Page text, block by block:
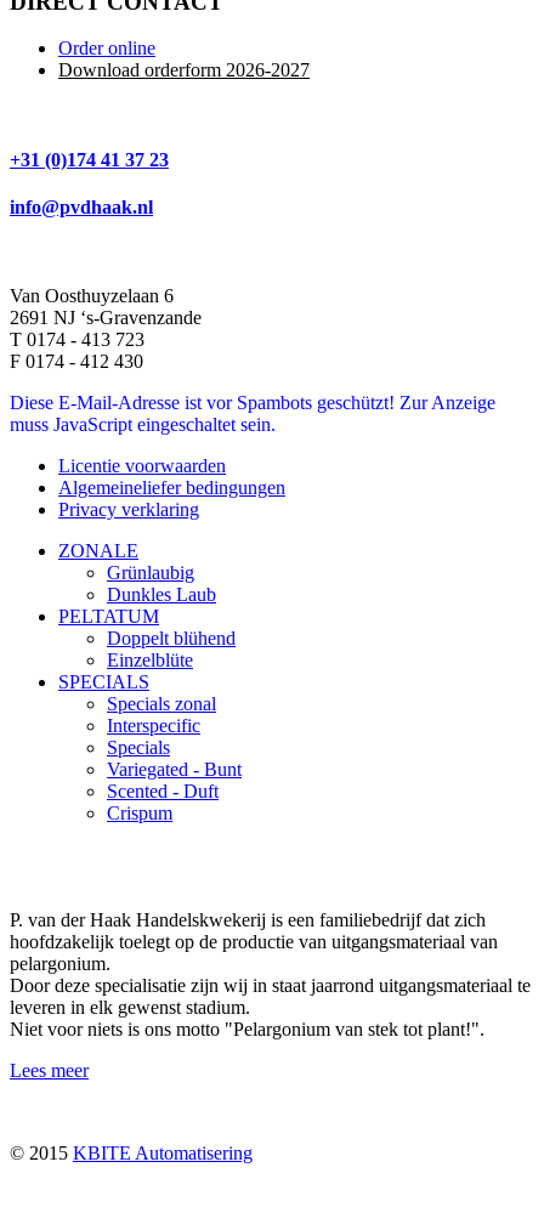
Order online
Download orderform 2026-2027
+31 (0)174 41 37 23
info@pvdhaak.nl
Van Oosthuyzelaan 6
2691 NJ ‘s-Gravenzande
T 0174 - 413 723
F 0174 - 412 430
Diese E-Mail-Adresse ist vor Spambots geschützt! Zur Anzeige
muss JavaScript eingeschaltet sein.
Licentie voorwaarden
Algemeineliefer bedingungen
Privacy verklaring
ZONALE
Grünlaubig
Dunkles Laub
PELTATUM
Doppelt blühend
Einzelblüte
SPECIALS
Specials zonal
Interspecific
Specials
Variegated - Bunt
Scented - Duft
Crispum
P. van der Haak Handelskwekerij is een familiebedrijf dat zich
hoofdzakelijk toelegt op de productie van uitgangsmateriaal van
pelargonium.
Door deze specialisatie zijn wij in staat jaarrond uitgangsmateriaal te
leveren in elk gewenst stadium.
Niet voor niets is ons motto "Pelargonium van stek tot plant!".
Lees meer
© 2015 KBITE Automatisering